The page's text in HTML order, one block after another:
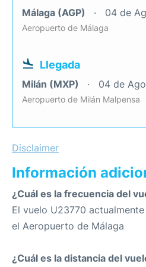
Málaga (AGP) 04 de
Aeropuerto de Málaga
Llegada
Milán (MXP) 04 de
Aeropuerto de Milán Malpensa
Disclaimer
Información
¿Cuál es la frecuencia del
El vuelo U23770
el Aeropuerto de Málaga
¿Cuál es la distancia del